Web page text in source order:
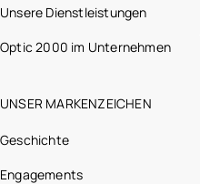
Unsere Dienstleistungen
Optic 2000 im Unternehmen
UNSER MARKENZEICHEN
Geschichte
Engagements